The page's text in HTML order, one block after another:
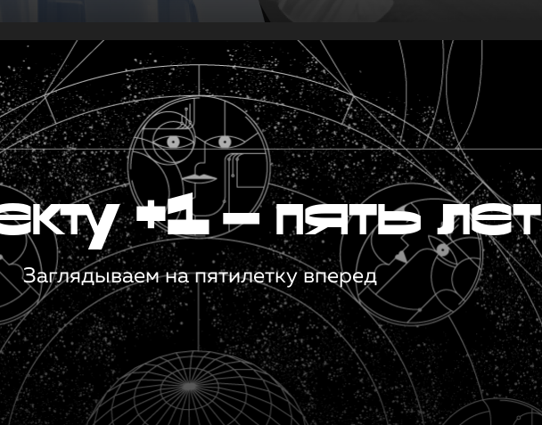
+1 — пять лет
Заглядываем на пятилетку вперед